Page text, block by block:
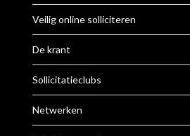
Veilig online solliciteren
De krant
Sollicitatieclubs
Netwerken